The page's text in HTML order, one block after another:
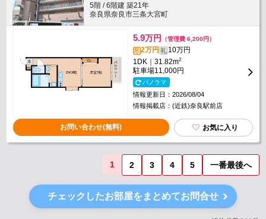
5階 / 6階建 築21年
奈良県奈良市三条大宮町
5.9万円 （管理費 6,200円）
敷2万円 礼 10万円
1DK｜31.82m2
駐車場11,000円
パノラマ
情報更新日：2026/08/04
情報掲載店：(近鉄)奈良駅前店
お問い合わせ(無料) お気に入り
1 2 3 4 5 一番最後へ
チェックしたお部屋をまとめてお問合せ